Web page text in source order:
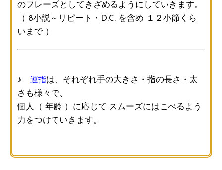
のフレーズ としてきざめるようにしていきます。
（ 8小説～リピート・D.C. を含め １２小節くら
いまで ）
♪ 運指は、それぞれ手の大きさ・指の長さ・太
さも様々で、
個人（ 年齢 ）に応じて スムーズにはこべるよう
力をつけていきます。